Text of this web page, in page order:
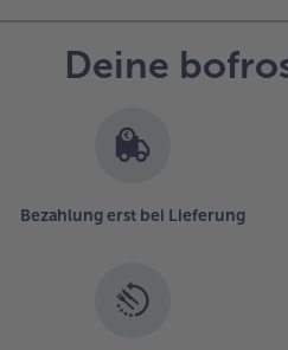
Deine
Bezahlung erst bei Lieferung